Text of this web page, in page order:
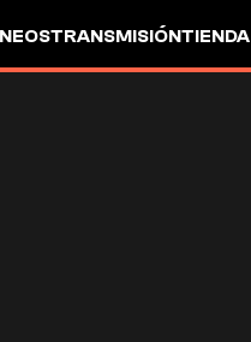
TRANSMISIÓNTIENDA